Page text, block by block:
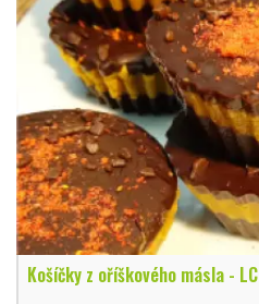
Košíčky z oříškového másla - LC